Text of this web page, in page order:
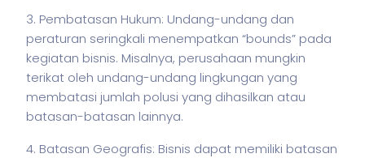
3. Pembatasan Hukum: Undang-undang dan
peraturan seringkali menempatkan “bounds” pada
kegiatan bisnis. Misalnya, perusahaan mungkin
terikat oleh undang-undang lingkungan yang
membatasi jumlah polusi yang dihasilkan atau
batasan-batasan lainnya.
4. Batasan Geografis: Bisnis dapat memiliki batasan